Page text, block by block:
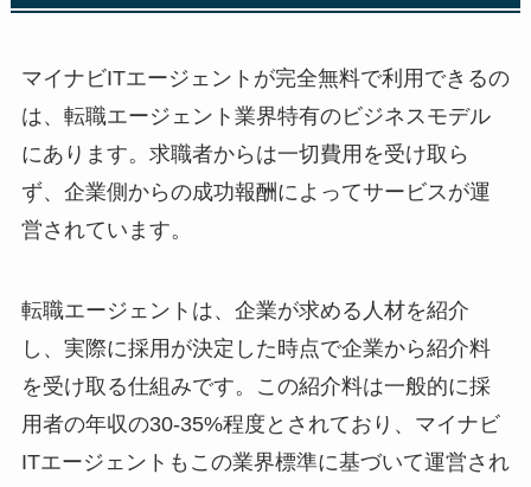
マイナビITエージェントが完全無料で利用できるの
は、 転職エージェント業界特有のビジネスモデル
にあります。求職者からは一切費用を受け取ら
ず、 企業側からの成功報酬によってサービスが運
営されています。
転職エージェントは、企業が求める人材を紹介
し、実際に採用が決定した時点で企業から紹介料
を受け取る仕組みです。この紹介料は一般的に採
用者の年収の30-35%程度 とされており、マイナビ
ITエージェントもこの業界標準に基づいて運営され